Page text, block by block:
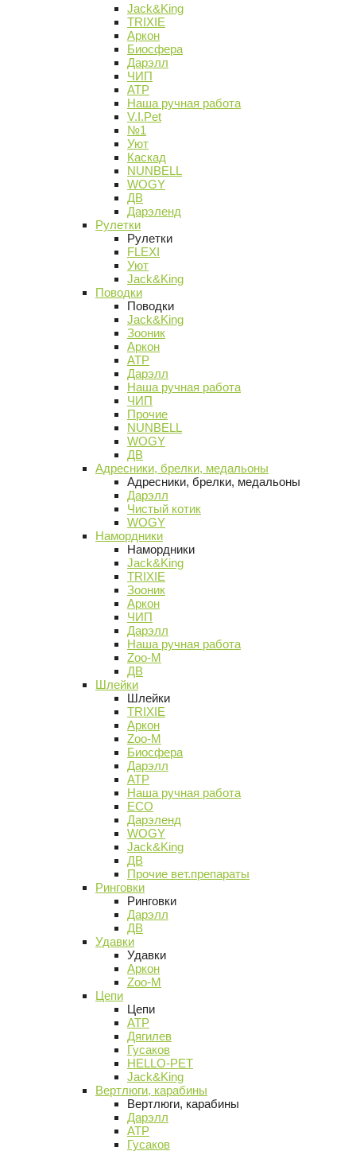
Jack&King
TRIXIE
Аркон
Биосфера
Дарэлл
ЧИП
АТР
Наша ручная работа
V.I.Pet
№1
Уют
Каскад
NUNBELL
WOGY
ДВ
Дарэленд
Рулетки
Рулетки
FLEXI
Уют
Jack&King
Поводки
Поводки
Jack&King
Зооник
Аркон
АТР
Дарэлл
Наша ручная работа
ЧИП
Прочие
NUNBELL
WOGY
ДВ
Адресники, брелки, медальоны
Адресники, брелки, медальоны
Дарэлл
Чистый котик
WOGY
Намордники
Намордники
Jack&King
TRIXIE
Зооник
Аркон
ЧИП
Дарэлл
Наша ручная работа
Zoo-M
ДВ
Шлейки
Шлейки
TRIXIE
Аркон
Zoo-M
Биосфера
Дарэлл
АТР
Наша ручная работа
ECO
Дарэленд
WOGY
Jack&King
ДВ
Прочие вет.препараты
Ринговки
Ринговки
Дарэлл
ДВ
Удавки
Удавки
Аркон
Zoo-M
Цепи
Цепи
АТР
Дягилев
Гусаков
HELLO-PET
Jack&King
Вертлюги, карабины
Вертлюги, карабины
Дарэлл
АТР
Гусаков